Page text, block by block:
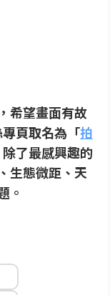
希望畫面有故
頁取名為「拍
了最感興趣的
生態微距、天
。